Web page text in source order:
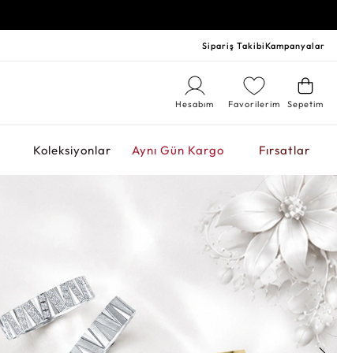
Sipariş TakibiKampanyalar
Sepetim
Favorilerim
Hesabım
Koleksiyonlar Aynı Gün Kargo Fırsatlar